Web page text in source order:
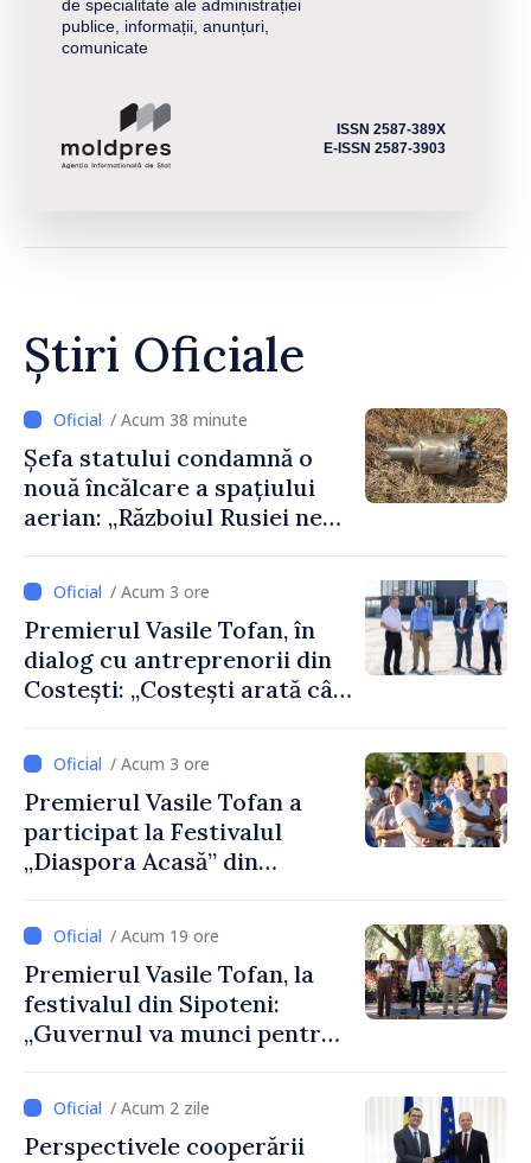
de specialitate ale administrației
publice, informații, anunțuri,
comunicate
ISSN 2587-389X
E-ISSN 2587-3903
Știri Oficiale
/ Acum 38 minute
Șefa statului condamnă o
nouă încălcare a spațiului
aerian: „Războiul Rusiei ne
/ Acum 3 ore
Premierul Vasile Tofan, în
dialog cu antreprenorii din
Costești: „Costești arată cât
comunitate atunci când
există inițiativă, muncă și
spirit antreprenorial”
/ Acum 3 ore
Premierul Vasile Tofan a
participat la Festivalul
„Diaspora Acasă” din
/ Acum 19 ore
Premierul Vasile Tofan, la
festivalul din Sipoteni:
„Guvernul va munci pentru
comunitate și toți
moldovenii să prospere”
/ Acum 2 zile
Perspectivele cooperării